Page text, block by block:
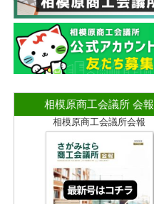
相模原商工会議所 会報
相模原商工会議所会報